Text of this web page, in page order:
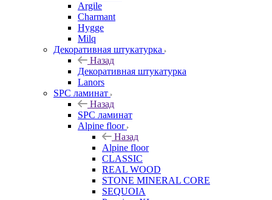
Argile
Charmant
Hygge
Milq
Декоративная штукатурка
Назад
Декоративная штукатурка
Lanors
SPC ламинат
Назад
SPC ламинат
Alpine floor
Назад
Alpine floor
CLASSIC
REAL WOOD
STONE MINERAL CORE
SEQUOIA